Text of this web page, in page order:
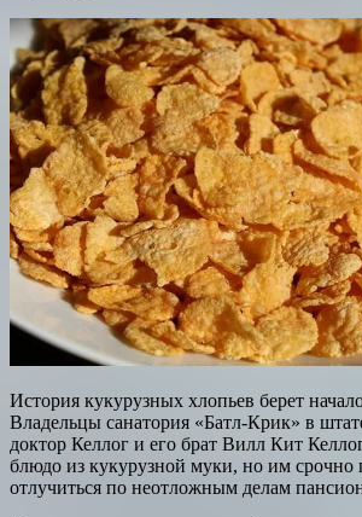
История кукурузных хлопьев берет
Владельцы санатория «Батл-Крик» в
доктор Келлог и его брат Вилл Кит
блюдо из кукурузной муки, но им срочно
отлучиться по неотложным делам